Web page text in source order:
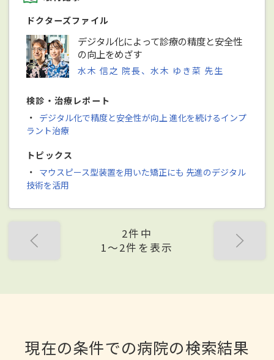
ドクターズファイル
デジタル化によって診療の精度と安全性
の向上をめざす
水木 信之 院長、水木 ゆき菜 先生
検診・治療レポート
・ デジタル化で精度と安全性が向上 進化を続けるインプ
ラント治療
トピックス
・ マウスピース型装置を用いた矯正にも 先進のデジタル
技術を活用
2件中
1〜2件を表示
現在の条件での病院の検索結果